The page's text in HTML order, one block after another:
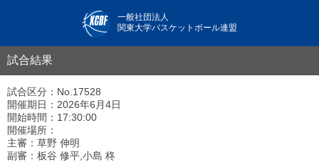
一般社団法人
関東大学バスケットボール連盟
試合結果
試合区分：No.17528
開催期日：2026年6月4日
開始時間：17:30:00
開催場所：
主審：草野 伸明
副審：板谷 修平,小島 柊